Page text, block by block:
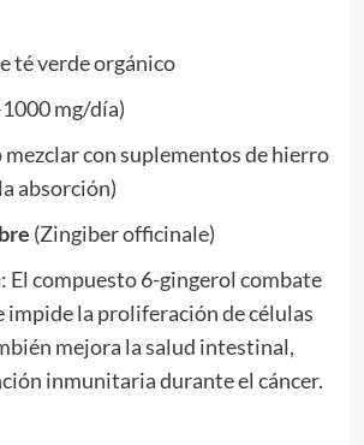
té verde orgánico
mg/día)
con suplementos de hierro
absorción)
(Zingiber officinale)
El compuesto 6-gingerol combate
impide la proliferación de células
mejora la salud intestinal,
inmunitaria durante el cáncer.